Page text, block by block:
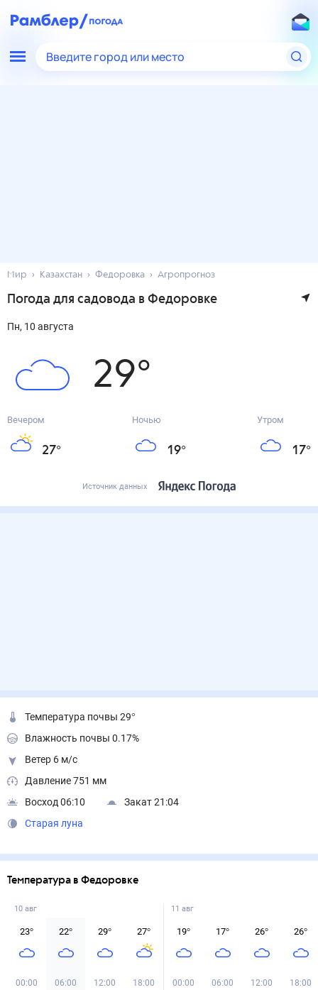
Введите город или место
Мир Казахстан Федоровка Агропрогноз
Погода для садовода в Федоровке
пн, 10 августа
29°
Вечером
27°
Ночью
19°
Утром
17°
Источник данных
Температура почвы 29°
Влажность почвы 0.17%
Ветер 6 м/с
Давление 751 мм
Восход 06:10
Закат 21:04
Старая луна
Температура в Федоровке
10 авг
23°
00:00
22°
06:00
29°
12:00
27°
18:00
11 авг
19°
00:00
17°
06:00
26°
12:00
26°
18:00